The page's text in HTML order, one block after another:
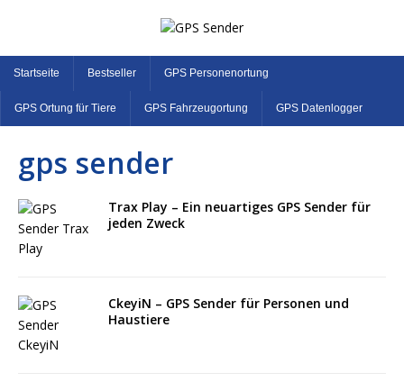
Startseite Bestseller GPS Personenortung
GPS Ortung für Tiere GPS Fahrzeugortung GPS Datenlogger
gps sender
Trax Play – Ein neuartiges GPS Sender für
jeden Zweck
CkeyiN – GPS Sender für Personen und
Haustiere